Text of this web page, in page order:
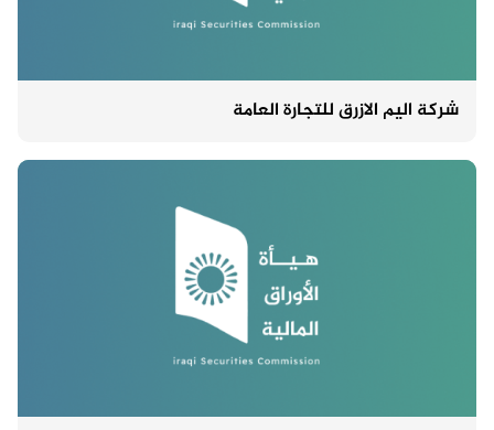
شركة اليم الازرق للتجارة العامة